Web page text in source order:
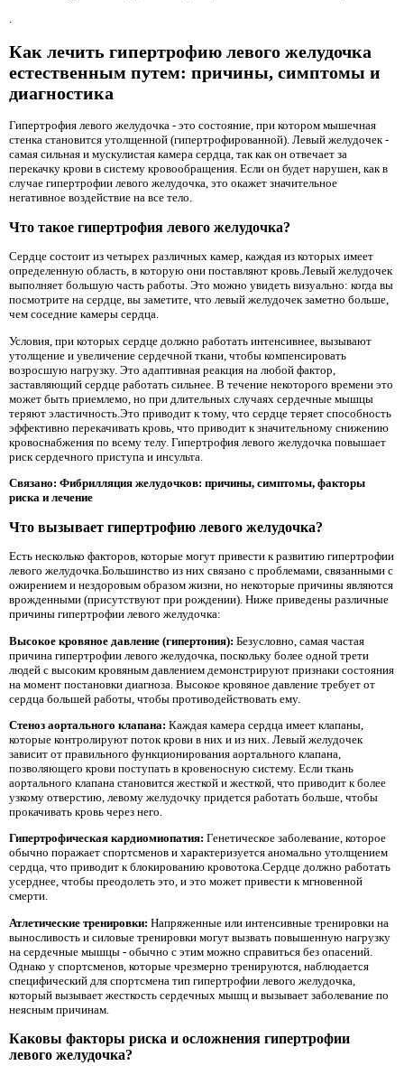
Как лечить гипертрофию левого желудочка
естественным путем: причины, симптомы и
диагностика
Гипертрофия левого желудочка - это состояние, при котором мышечная
стенка становится утолщенной (гипертрофированной). Левый желудочек -
самая сильная и мускулистая камера сердца, так как он отвечает за
перекачку крови в систему кровообращения. Если он будет нарушен, как в
случае гипертрофии левого желудочка, это окажет значительное
негативное воздействие на все тело.
Что такое гипертрофия левого желудочка?
Сердце состоит из четырех различных камер, каждая из которых имеет
определенную область, в которую они поставляют кровь.Левый желудочек
выполняет большую часть работы. Это можно увидеть визуально: когда вы
посмотрите на сердце, вы заметите, что левый желудочек заметно больше,
чем соседние камеры сердца.
Условия, при которых сердце должно работать интенсивнее, вызывают
утолщение и увеличение сердечной ткани, чтобы компенсировать
возросшую нагрузку. Это адаптивная реакция на любой фактор,
заставляющий сердце работать сильнее. В течение некоторого времени это
может быть приемлемо, но при длительных случаях сердечные мышцы
теряют эластичность.Это приводит к тому, что сердце теряет способность
эффективно перекачивать кровь, что приводит к значительному снижению
кровоснабжения по всему телу. Гипертрофия левого желудочка повышает
риск сердечного приступа и инсульта.
Связано: Фибрилляция желудочков: причины, симптомы, факторы
риска и лечение
Что вызывает гипертрофию левого желудочка?
Есть несколько факторов, которые могут привести к развитию гипертрофии
левого желудочка.Большинство из них связано с проблемами, связанными с
ожирением и нездоровым образом жизни, но некоторые причины являются
врожденными (присутствуют при рождении). Ниже приведены различные
причины гипертрофии левого желудочка:
Высокое кровяное давление (гипертония): Безусловно, самая частая
причина гипертрофии левого желудочка, поскольку более одной трети
людей с высоким кровяным давлением демонстрируют признаки состояния
на момент постановки диагноза. Высокое кровяное давление требует от
сердца большей работы, чтобы противодействовать ему.
Стеноз аортального клапана: Каждая камера сердца имеет клапаны,
которые контролируют поток крови в них и из них. Левый желудочек
зависит от правильного функционирования аортального клапана,
позволяющего крови поступать в кровеносную систему. Если ткань
аортального клапана становится жесткой и жесткой, что приводит к более
узкому отверстию, левому желудочку придется работать больше, чтобы
прокачивать кровь через него.
Гипертрофическая кардиомиопатия: Генетическое заболевание, которое
обычно поражает спортсменов и характеризуется аномально утолщением
сердца, что приводит к блокированию кровотока.Сердце должно работать
усерднее, чтобы преодолеть это, и это может привести к мгновенной
смерти.
Атлетические тренировки: Напряженные или интенсивные тренировки на
выносливость и силовые тренировки могут вызвать повышенную нагрузку
на сердечные мышцы - обычно с этим можно справиться без опасений.
Однако у спортсменов, которые чрезмерно тренируются, наблюдается
специфический для спортсмена тип гипертрофии левого желудочка,
который вызывает жесткость сердечных мышц и вызывает заболевание по
неясным причинам.
Каковы факторы риска и осложнения гипертрофии
левого желудочка?